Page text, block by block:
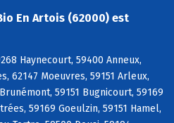
En Artois (62000) est
Haynecourt, 59400 Anneux,
62147 Moeuvres, 59151 Arleux,
59151 Bugnicourt, 59169
59169 Goeulzin, 59151 Hamel,